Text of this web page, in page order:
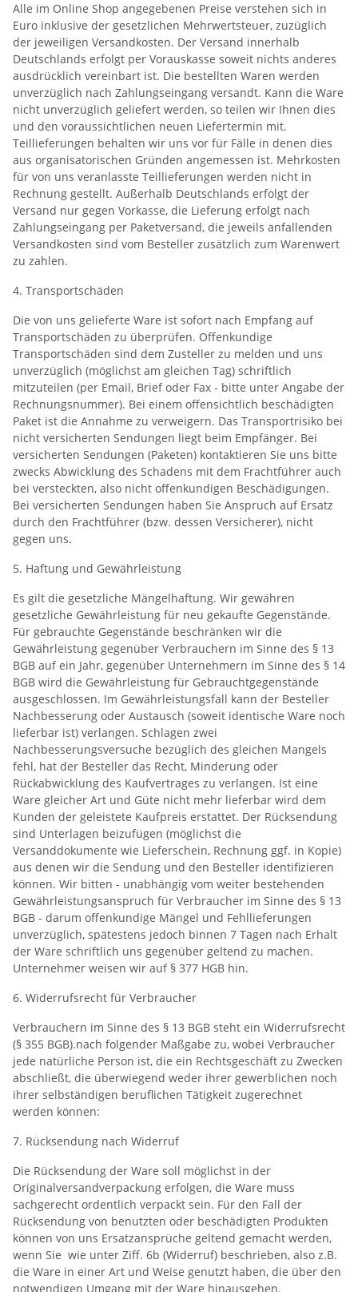
Alle im Online Shop angegebenen Preise verstehen sich in
Euro inklusive der gesetzlichen Mehrwertsteuer, zuzüglich
der jeweiligen Versandkosten. Der Versand innerhalb
Deutschlands erfolgt per Vorauskasse soweit nichts anderes
ausdrücklich vereinbart ist. Die bestellten Waren werden
unverzüglich nach Zahlungseingang versandt. Kann die Ware
nicht unverzüglich geliefert werden, so teilen wir Ihnen dies
und den voraussichtlichen neuen Liefertermin mit.
Teillieferungen behalten wir uns vor für Fälle in denen dies
aus organisatorischen Gründen angemessen ist. Mehrkosten
für von uns veranlasste Teillieferungen werden nicht in
Rechnung gestellt. Außerhalb Deutschlands erfolgt der
Versand nur gegen Vorkasse, die Lieferung erfolgt nach
Zahlungseingang per Paketversand, die jeweils anfallenden
Versandkosten sind vom Besteller zusätzlich zum Warenwert
zu zahlen.
4. Transportschäden
Die von uns gelieferte Ware ist sofort nach Empfang auf
Transportschäden zu überprüfen. Offenkundige
Transportschäden sind dem Zusteller zu melden und uns
unverzüglich (möglichst am gleichen Tag) schriftlich
mitzuteilen (per Email, Brief oder Fax - bitte unter Angabe der
Rechnungsnummer). Bei einem offensichtlich beschädigten
Paket ist die Annahme zu verweigern. Das Transportrisiko bei
nicht versicherten Sendungen liegt beim Empfänger. Bei
versicherten Sendungen (Paketen) kontaktieren Sie uns bitte
zwecks Abwicklung des Schadens mit dem Frachtführer auch
bei versteckten, also nicht offenkundigen Beschädigungen.
Bei versicherten Sendungen haben Sie Anspruch auf Ersatz
durch den Frachtführer (bzw. dessen Versicherer), nicht
gegen uns.
5. Haftung und Gewährleistung
Es gilt die gesetzliche Mängelhaftung. Wir gewähren
gesetzliche Gewährleistung für neu gekaufte Gegenstände.
Für gebrauchte Gegenstände beschränken wir die
Gewährleistung gegenüber Verbrauchern im Sinne des § 13
BGB auf ein Jahr, gegenüber Unternehmern im Sinne des § 14
BGB wird die Gewährleistung für Gebrauchtgegenstände
ausgeschlossen. Im Gewährleistungsfall kann der Besteller
Nachbesserung oder Austausch (soweit identische Ware noch
lieferbar ist) verlangen. Schlagen zwei
Nachbesserungsversuche bezüglich des gleichen Mangels
fehl, hat der Besteller das Recht, Minderung oder
Rückabwicklung des Kaufvertrages zu verlangen. Ist eine
Ware gleicher Art und Güte nicht mehr lieferbar wird dem
Kunden der geleistete Kaufpreis erstattet. Der Rücksendung
sind Unterlagen beizufügen (möglichst die
Versanddokumente wie Lieferschein, Rechnung ggf. in Kopie)
aus denen wir die Sendung und den Besteller identifizieren
können. Wir bitten - unabhängig vom weiter bestehenden
Gewährleistungsanspruch für Verbraucher im Sinne des § 13
BGB - darum offenkundige Mängel und Fehllieferungen
unverzüglich, spätestens jedoch binnen 7 Tagen nach Erhalt
der Ware schriftlich uns gegenüber geltend zu machen.
Unternehmer weisen wir auf § 377 HGB hin.
6. Widerrufsrecht für Verbraucher
Verbrauchern im Sinne des § 13 BGB steht ein Widerrufsrecht
(§ 355 BGB).nach folgender Maßgabe zu, wobei Verbraucher
jede natürliche Person ist, die ein Rechtsgeschäft zu Zwecken
abschließt, die überwiegend weder ihrer gewerblichen noch
ihrer selbständigen beruflichen Tätigkeit zugerechnet
werden können:
7. Rücksendung nach Widerruf
Die Rücksendung der Ware soll möglichst in der
Originalversandverpackung erfolgen, die Ware muss
sachgerecht ordentlich verpackt sein. Für den Fall der
Rücksendung von benutzten oder beschädigten Produkten
können von uns Ersatzansprüche geltend gemacht werden,
wenn Sie  wie unter Ziff. 6b (Widerruf) beschrieben, also z.B.
die Ware in einer Art und Weise genutzt haben, die über den
notwendigen Umgang mit der Ware hinausgehen.